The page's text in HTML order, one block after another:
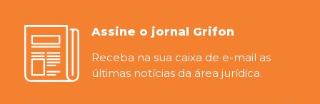
Assine o jornal Grifon
Receba na sua caixa de e-mail as
últimas notícias da área jurídica.